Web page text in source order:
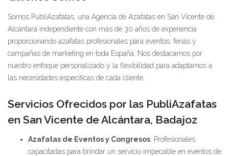
Somos PubliAzafatas, una Agencia de Azafatas en San Vicente de
Alcántara independiente con más de 30 años de experiencia
proporcionando azafatas profesionales para eventos, ferias y
campañas de marketing en toda España. Nos destacamos por
nuestro enfoque personalizado y la flexibilidad para adaptarnos a
las necesidades específicas de cada cliente.
Servicios Ofrecidos por las PubliAzafatas
en San Vicente de Alcántara, Badajoz
Azafatas de Eventos y Congresos: Profesionales
capacitadas para brindar un servicio impecable en eventos de